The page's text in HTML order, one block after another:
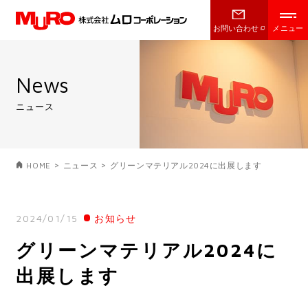
EN
ニュース
お詫びと訂正
認証
業種別
テクノロジー
生産技術・品質管理体制
テクニカルサポート
お問い合わせ
News
ニュース
HOME ニュース グリーンマテリアル2024に出展します
2024/01/15 お知らせ
グリーンマテリアル2024に
出展します